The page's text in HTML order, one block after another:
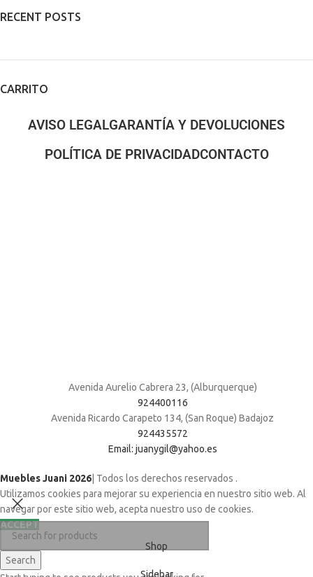
RECENT POSTS
CARRITO
AVISO LEGALGARANTÍA Y DEVOLUCIONES
POLÍTICA DE PRIVACIDADCONTACTO
Avenida Aurelio Cabrera 23, (Alburquerque)
924400116
Avenida Ricardo Carapeto 134, (San Roque) Badajoz
924435572
Email: juanygil@yahoo.es
Muebles Juani 2026 | Todos los derechos reservados .
Search
Utilizamos cookies para mejorar su experiencia en nuestro sitio web. Al
navegar por este sitio web, acepta nuestro uso de cookies.
ACCEPT
Shop
Sidebar